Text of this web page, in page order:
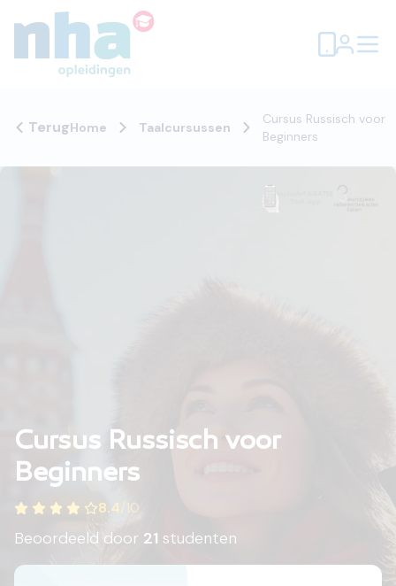
TerugHome Taalcursussen
Cursus Russisch voor
Beginners
Cursus Russisch voor
Beginners
8.4 10
Beoordeeld door 21 studenten